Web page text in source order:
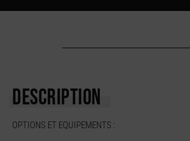
DESCRIPTION
OPTIONS ET EQUIPEMENTS :